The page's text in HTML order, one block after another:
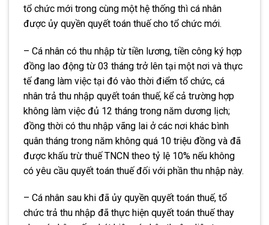
tổ chức mới trong cùng một hệ thống thì cá nhân
được ủy quyền quyết toán thuế cho tổ chức mới.
– Cá nhân có thu nhập từ tiền lương, tiền công ký hợp
đồng lao động từ 03 tháng trở lên tại một nơi và thực
tế đang làm việc tại đó vào thời điểm tổ chức, cá
nhân trả thu nhập quyết toán thuế, kể cả trường hợp
không làm việc đủ 12 tháng trong năm dương lịch;
đồng thời có thu nhập vãng lai ở các nơi khác bình
quân tháng trong năm không quá 10 triệu đồng và đã
được khấu trừ thuế TNCN theo tỷ lệ 10% nếu không
có yêu cầu quyết toán thuế đối với phần thu nhập này.
– Cá nhân sau khi đã ủy quyền quyết toán thuế, tổ
chức trả thu nhập đã thực hiện quyết toán thuế thay